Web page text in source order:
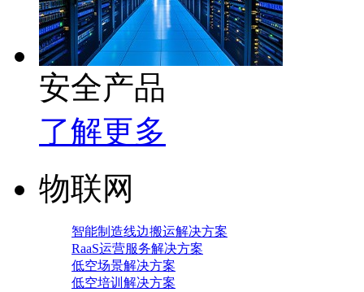
安全产品
了解更多
物联网
智能制造线边搬运解决方案
RaaS运营服务解决方案
低空场景解决方案
低空培训解决方案